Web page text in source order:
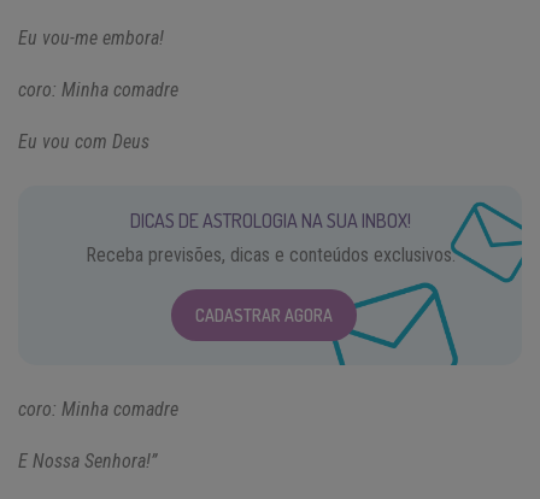
Eu vou-me embora!
coro: Minha comadre
Eu vou com Deus
DICAS DE ASTROLOGIA NA SUA INBOX!
Receba previsões, dicas e conteúdos exclusivos.
CADASTRAR AGORA
coro: Minha comadre
E Nossa Senhora!”